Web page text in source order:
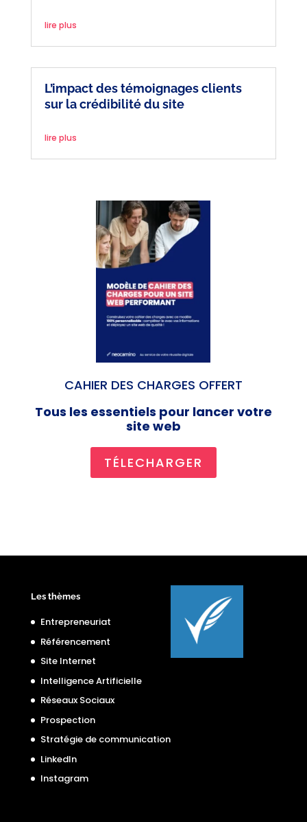
lire plus
L’impact des témoignages clients
sur la crédibilité du site
lire plus
CAHIER DES CHARGES OFFERT
Tous les essentiels pour lancer votre
site web
TÉLECHARGER
Les thèmes
Entrepreneuriat
Référencement
Site Internet
Intelligence Artificielle
Réseaux Sociaux
Prospection
Stratégie de communication
LinkedIn
Instagram